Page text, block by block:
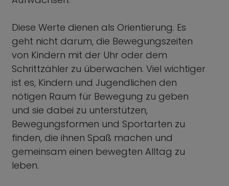
Diese Werte dienen als Orientierung. Es
geht nicht darum, die Bewegungszeiten
von Kindern mit der Uhr oder dem
Schrittzähler zu überwachen. Viel wichtiger
ist es, Kindern und Jugendlichen den
nötigen Raum für Bewegung zu geben
und sie dabei zu unterstützen,
Bewegungsformen und Sportarten zu
finden, die ihnen Spaß machen und
gemeinsam einen bewegten Alltag zu
leben.